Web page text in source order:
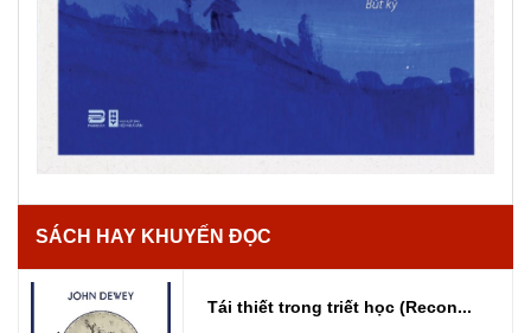
SÁCH HAY KHUYẾN ĐỌC
Tái thiết trong triết học (Recon...